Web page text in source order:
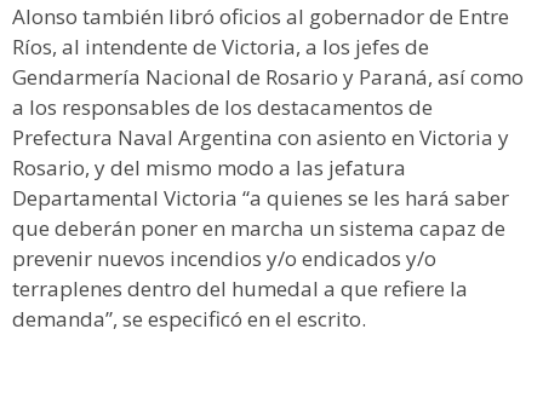
Alonso también libró oficios al gobernador de Entre
Ríos, al intendente de Victoria, a los jefes de
Gendarmería Nacional de Rosario y Paraná, así como
a los responsables de los destacamentos de
Prefectura Naval Argentina con asiento en Victoria y
Rosario, y del mismo modo a las jefatura
Departamental Victoria “a quienes se les hará saber
que deberán poner en marcha un sistema capaz de
prevenir nuevos incendios y/o endicados y/o
terraplenes dentro del humedal a que refiere la
demanda”, se especificó en el escrito.